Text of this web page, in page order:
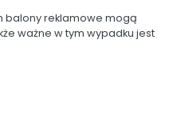
balony reklamowe mogą
ważne w tym wypadku jest